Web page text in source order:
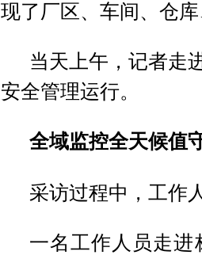
现了厂区、车间、仓
当天上午，记者走
安全管理运行。
全域监控全天候值
采访过程中，工
一名工作人员走进